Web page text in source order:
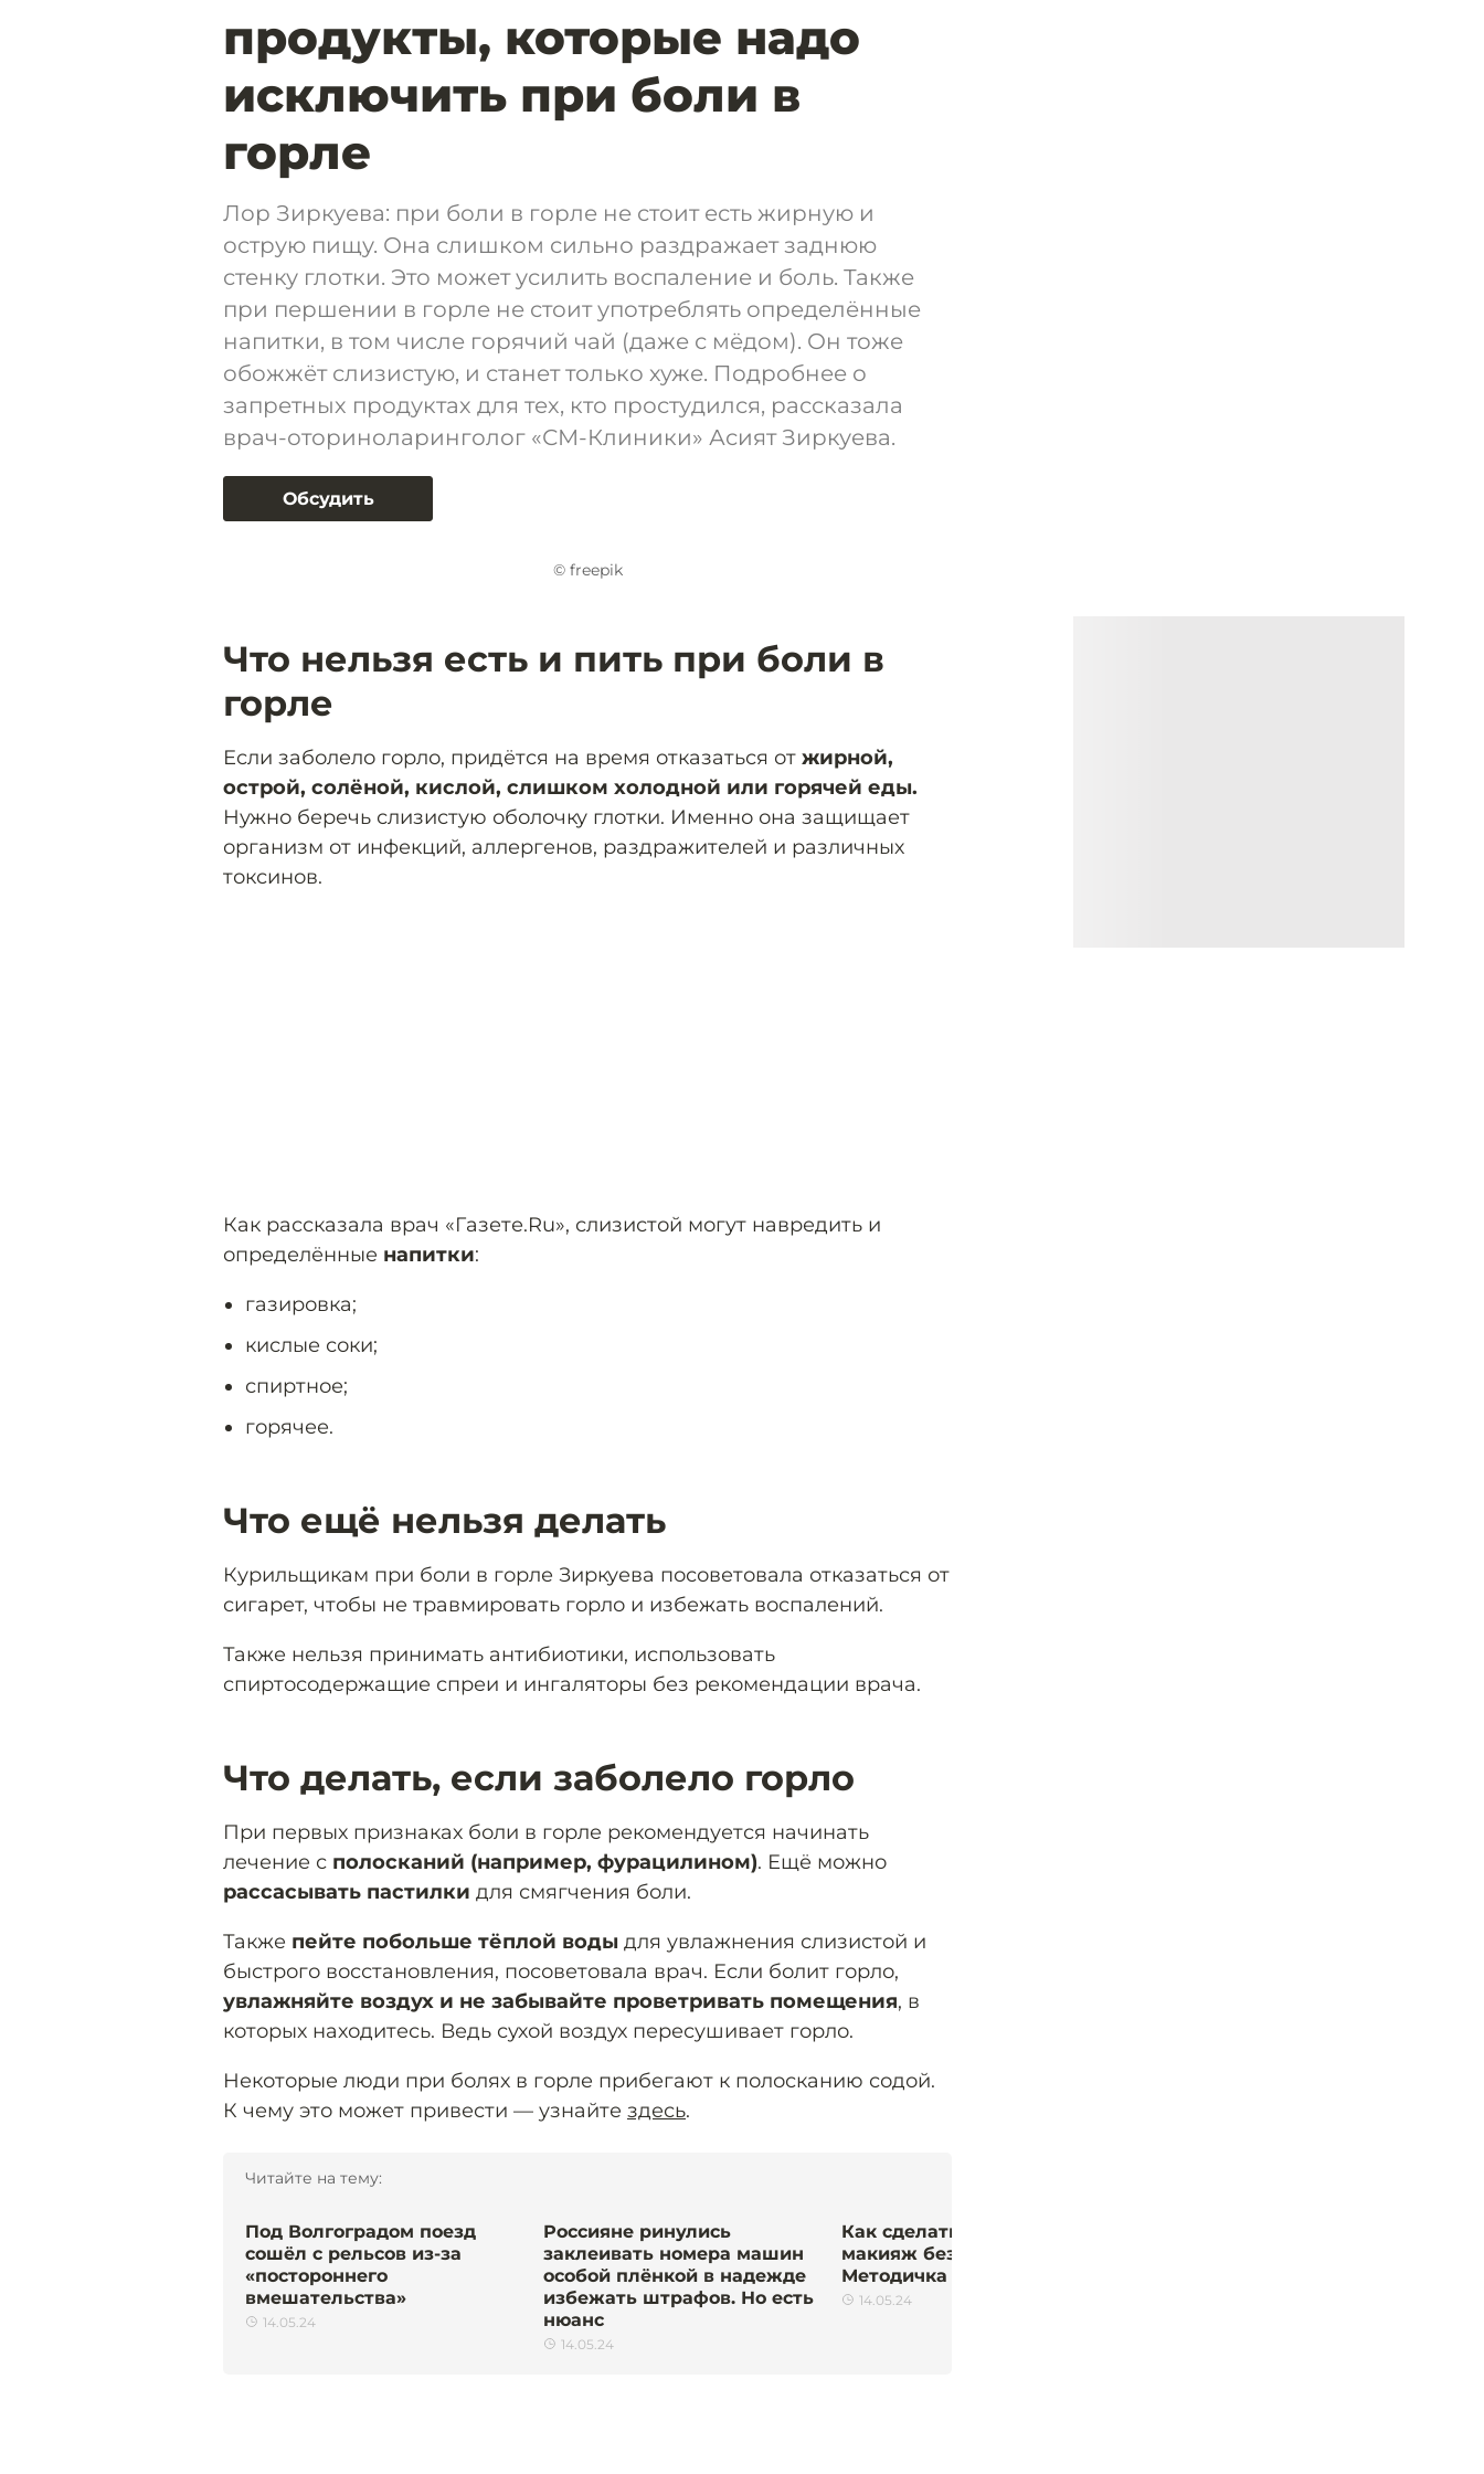
продукты, которые надо
исключить при боли в
горле
Лор Зиркуева: при боли в горле не стоит есть жирную и
острую пищу. Она слишком сильно раздражает заднюю
стенку глотки. Это может усилить воспаление и боль. Также
при першении в горле не стоит употреблять определённые
напитки, в том числе горячий чай (даже с мёдом). Он тоже
обожжёт слизистую, и станет только хуже. Подробнее о
запретных продуктах для тех, кто простудился, рассказала
врач-оториноларинголог «СМ-Клиники» Асият Зиркуева.
Обсудить
© freepik
Что нельзя есть и пить при боли в
горле
Если заболело горло, придётся на время отказаться от жирной,
острой, солёной, кислой, слишком холодной или горячей еды.
Нужно беречь слизистую оболочку глотки. Именно она защищает
организм от инфекций, аллергенов, раздражителей и различных
токсинов.
Как рассказала врач «Газете.Ru», слизистой могут навредить и
определённые напитки:
газировка;
кислые соки;
спиртное;
горячее.
Что ещё нельзя делать
Курильщикам при боли в горле Зиркуева посоветовала отказаться от
сигарет, чтобы не травмировать горло и избежать воспалений.
Также нельзя принимать антибиотики, использовать
спиртосодержащие спреи и ингаляторы без рекомендации врача.
Что делать, если заболело горло
При первых признаках боли в горле рекомендуется начинать
лечение с полосканий (например, фурацилином). Ещё можно
рассасывать пастилки для смягчения боли.
Также пейте побольше тёплой воды для увлажнения слизистой и
быстрого восстановления, посоветовала врач. Если болит горло,
увлажняйте воздух и не забывайте проветривать помещения, в
которых находитесь. Ведь сухой воздух пересушивает горло.
Некоторые люди при болях в горле прибегают к полосканию содой.
К чему это может привести — узнайте здесь.
Читайте на тему:
Под Волгоградом поезд
сошёл с рельсов из-за
«постороннего
вмешательства»
14.05.24
Россияне ринулись
заклеивать номера машин
особой плёнкой в надежде
избежать штрафов. Но есть
нюанс
14.05.24
Как сделать свадебный
макияж без визажиста?
Методичка для невест
14.05.24